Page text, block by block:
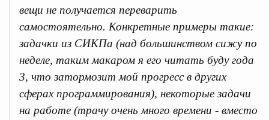
вещи не получается переварить
самостоятельно. Конкретные примеры такие:
задачки из СИКПа (над большинством сижу по
неделе, таким макаром я его читать буду года
3, что затормозит мой прогресс в других
сферах программирования), некоторые задачи
на работе (трачу очень много времени - вместо